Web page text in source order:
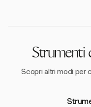
Strumenti
Scopri altri modi per